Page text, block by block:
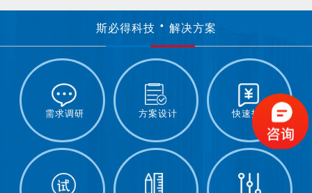
斯必得科技 解决方案
需求调研 方案设计 快速报价